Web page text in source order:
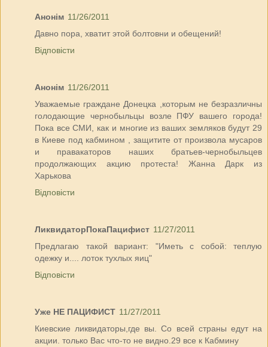
Анонім 11/26/2011
Давно пора, хватит этой болтовни и обещений!
Відповісти
Анонім 11/26/2011
Уважаемые граждане Донецка ,которым не безразличны
голодающие чернобыльцы возле ПФУ вашего города!
Пока все СМИ, как и многие из ваших земляков будут 29
в Киеве под кабмином , защитите от произвола мусаров
и правакаторов наших братьев-чернобыльцев
продолжающих акцию протеста! Жанна Дарк из
Харькова
Відповісти
ЛиквидаторПокаПацифист 11/27/2011
Предлагаю такой вариант: "Иметь с собой: теплую
одежку и.... лоток тухлых яиц"
Відповісти
Уже НЕ ПАЦИФИСТ 11/27/2011
Киевские ликвидаторы,где вы. Со всей страны едут на
акции. только Вас что-то не видно.29 все к Кабмину